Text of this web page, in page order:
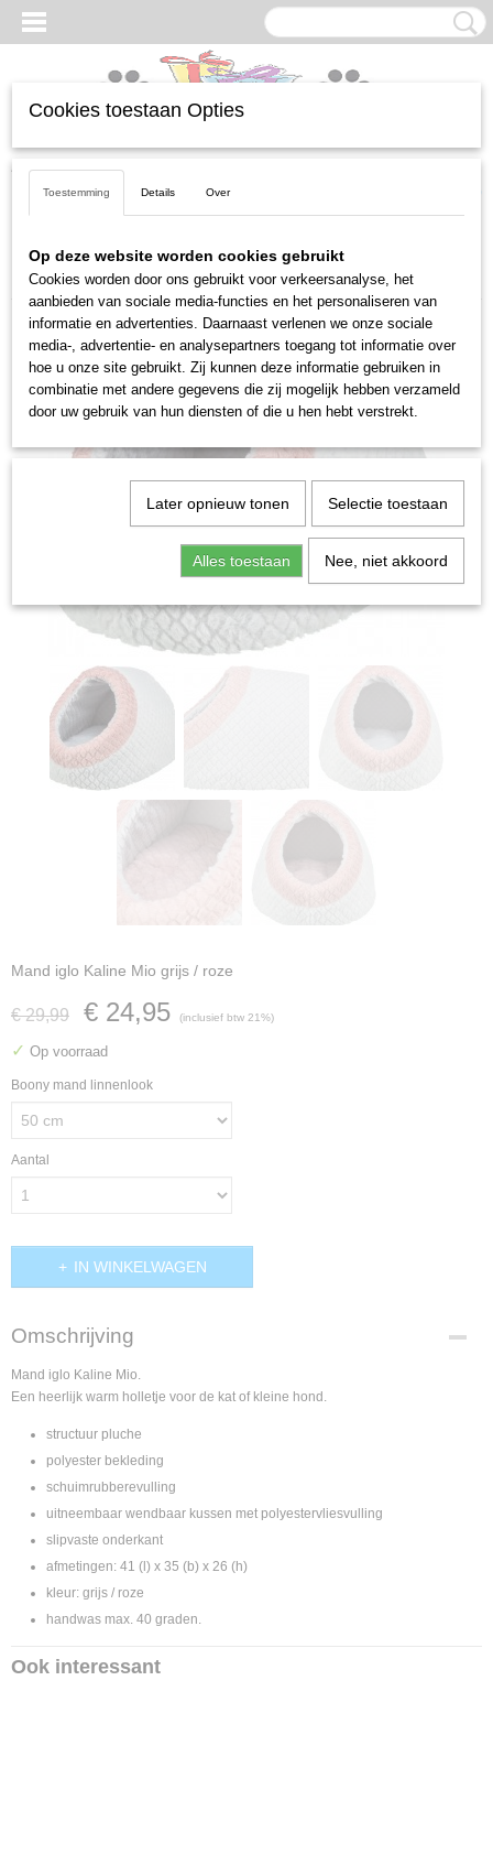
Inloggen Registreren
Home >Honden>Manden, kussens en huisjes>
Mio grijs / roze
Mand iglo Kaline Mio grijs / roze
€ 29,99 € 24,95 (inclusief btw 21%)
✓ Op voorraad
Boony mand linnenlook
Aantal
IN WINKELWAGEN
Omschrijving
Mand iglo Kaline Mio.
Een heerlijk warm holletje voor de kat of kleine hond.
structuur pluche
polyester bekleding
schuimrubberevulling
uitneembaar wendbaar kussen met polyestervliesvulling
slipvaste onderkant
afmetingen: 41 (l) x 35 (b) x 26 (h)
kleur: grijs / roze
handwas max. 40 graden.
Ook interessant
Cookies toestaan Opties
Toestemming Details Over
Op deze website worden cookies gebruikt
Cookies worden door ons gebruikt voor verkeersanalyse, het
aanbieden van sociale media-functies en het personaliseren van
informatie en advertenties. Daarnaast verlenen we onze sociale
media-, advertentie- en analysepartners toegang tot informatie over
hoe u onze site gebruikt. Zij kunnen deze informatie gebruiken in
combinatie met andere gegevens die zij mogelijk hebben verzameld
door uw gebruik van hun diensten of die u hen hebt verstrekt.
Later opnieuw tonen Selectie toestaan
Alles toestaan Nee, niet akkoord